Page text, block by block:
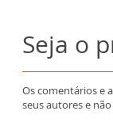
Seja o
Os comentários e
seus autores e